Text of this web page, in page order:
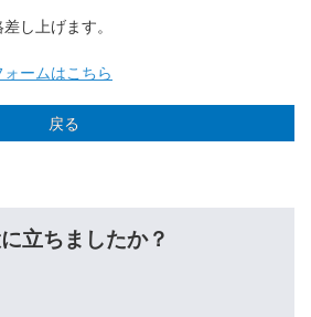
し上げます。
ームはこちら
戻る
立ちましたか？